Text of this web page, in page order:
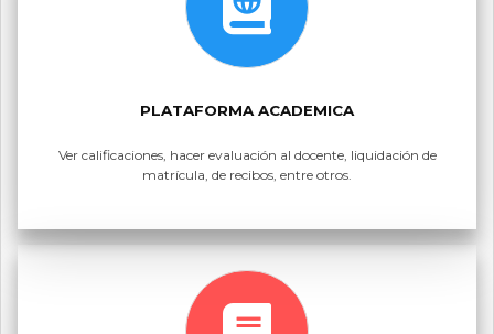
PLATAFORMA ACADEMICA
Ver calificaciones, hacer evaluación al docente, liquidación de
matrícula, de recibos, entre otros.